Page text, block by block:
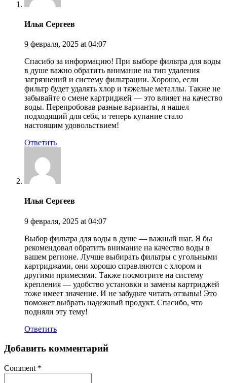
Илья Сергеев
9 февраля, 2025 at 04:07
Спасибо за информацию! При выборе фильтра для воды
в душе важно обратить внимание на тип удаления
загрязнений и систему фильтрации. Хорошо, если
фильтр будет удалять хлор и тяжелые металлы. Также не
забывайте о смене картриджей — это влияет на качество
воды. Перепробовав разные варианты, я нашел
подходящий для себя, и теперь купание стало
настоящим удовольствием!
Ответить
Илья Сергеев
9 февраля, 2025 at 04:07
Выбор фильтра для воды в душе — важный шаг. Я бы
рекомендовал обратить внимание на качество воды в
вашем регионе. Лучше выбирать фильтры с угольными
картриджами, они хорошо справляются с хлором и
другими примесями. Также посмотрите на систему
крепления — удобство установки и замены картриджей
тоже имеет значение. И не забудьте читать отзывы! Это
поможет выбрать надежный продукт. Спасибо, что
подняли эту тему!
Ответить
Добавить комментарий
Comment *